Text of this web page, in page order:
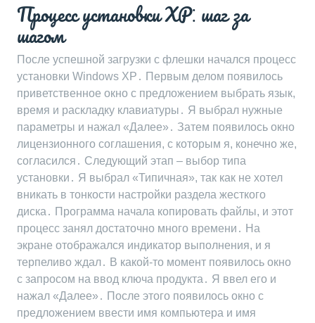
Процесс установки XP⁚ шаг за
шагом
После успешной загрузки с флешки начался процесс
установки Windows XP․ Первым делом появилось
приветственное окно с предложением выбрать язык,
время и раскладку клавиатуры․ Я выбрал нужные
параметры и нажал «Далее»․ Затем появилось окно
лицензионного соглашения, с которым я, конечно же,
согласился․ Следующий этап – выбор типа
установки․ Я выбрал «Типичная», так как не хотел
вникать в тонкости настройки раздела жесткого
диска․ Программа начала копировать файлы, и этот
процесс занял достаточно много времени․ На
экране отображался индикатор выполнения, и я
терпеливо ждал․ В какой-то момент появилось окно
с запросом на ввод ключа продукта․ Я ввел его и
нажал «Далее»․ После этого появилось окно с
предложением ввести имя компьютера и имя